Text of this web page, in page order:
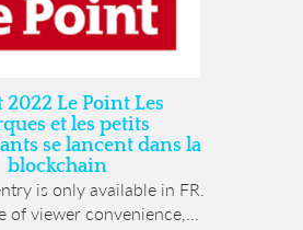
2022 Le Point Les
et les petits
se lancent dans la
blockchain
is only available in FR.
of viewer convenience,...